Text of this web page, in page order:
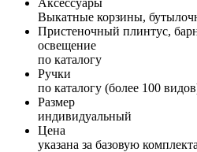
Выкатные корзины,
Пристеночный плинтус,
освещение
по каталогу
Ручки
по каталогу (более 100
Размер
индивидуальный
Цена
указана за базовую